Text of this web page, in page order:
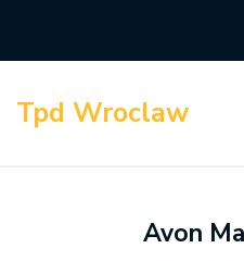
content
Tpd Wroclaw
Avon